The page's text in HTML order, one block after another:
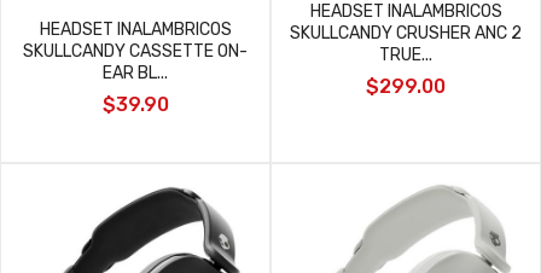
HEADSET INALAMBRICOS
SKULLCANDY CASSETTE ON-
EAR BL...
$39.90
HEADSET INALAMBRICOS
SKULLCANDY CRUSHER ANC 2
TRUE...
$299.00